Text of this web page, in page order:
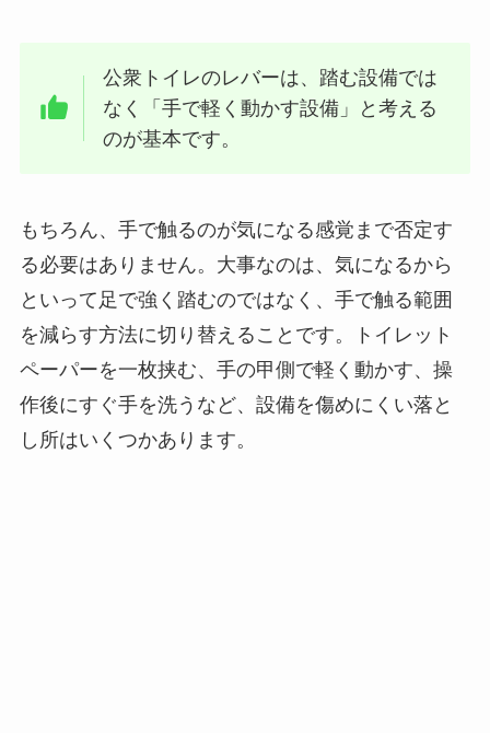
公衆トイレのレバーは、踏む設備では
なく「手で軽く動かす設備」と考える
のが基本です。
もちろん、手で触るのが気になる感覚まで否定す
る必要はありません。大事なのは、気になるから
といって足で強く踏むのではなく、手で触る範囲
を減らす方法に切り替えることです。トイレット
ペーパーを一枚挟む、手の甲側で軽く動かす、操
作後にすぐ手を洗うなど、設備を傷めにくい落と
し所はいくつかあります。